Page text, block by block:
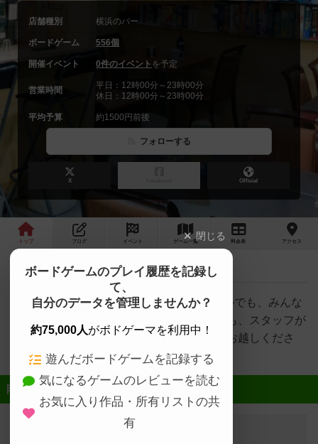
店舗種別 横浜のバー
ボードゲーム 556個
開催イベント 0件のイベント を予定
営業時間
平日：12時00分～23時00分
休日：12時00分～23時00分
平均予算 約1500円前後
フォローする
X Official
トップ ブログ イベント ゲーム 一覧 料金 表 アクセス
最新情報 ボードゲーム女子会 IN横浜日吉☆お菓子の会
ボードゲーム約500個。一人でも、カップルでも、みんな
でも楽しめます。ボードゲーム未経験の方も、スタッフが
ルールのご案内いたしますので、お気軽にお越しくださ
い。
近日開催予定のイベント
閉じる
ボードゲームのプレイ履歴を記録し
て、
自分のデータを管理しませんか？
約75,000人がボドゲーマを利用中！
遊んだボードゲームを記録する
気になるゲームのレビューを読む
お気に入り作品・所有リストの共
有